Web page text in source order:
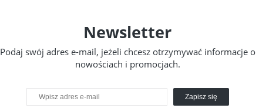
Newsletter
Podaj swój adres e-mail, jeżeli chcesz otrzymywać informacje o
nowościach i promocjach.
Zapisz się